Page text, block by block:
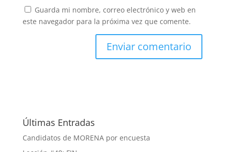
Guarda mi nombre, correo electrónico y web en
este navegador para la próxima vez que comente.
Últimas Entradas
Candidatos de MORENA por encuesta